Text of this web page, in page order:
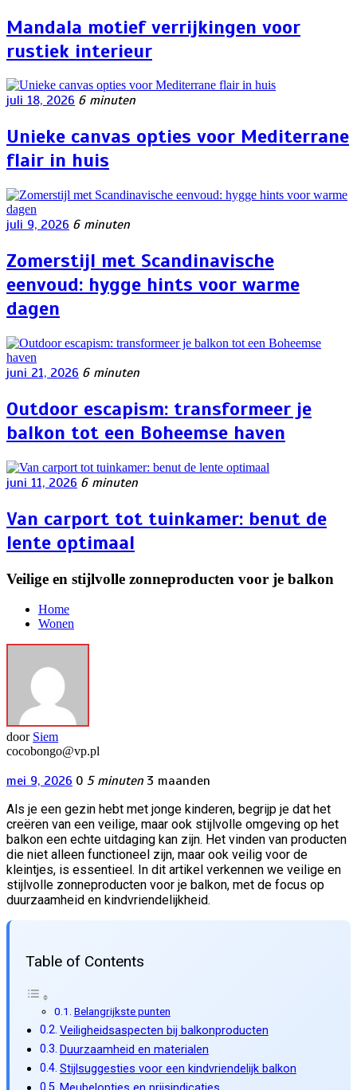
Mandala motief verrijkingen voor
rustiek interieur
juli 18, 2026 6 minuten
Unieke canvas opties voor Mediterrane
flair in huis
juli 9, 2026 6 minuten
Zomerstijl met Scandinavische
eenvoud: hygge hints voor warme
dagen
juni 21, 2026 6 minuten
Outdoor escapism: transformeer je
balkon tot een Boheemse haven
juni 11, 2026 6 minuten
Van carport tot tuinkamer: benut de
lente optimaal
Veilige en stijlvolle zonneproducten voor je balkon
Home
Wonen
door Siem
cocobongo@vp.pl
mei 9, 2026 0 5 minuten 3 maanden
Als je een gezin hebt met jonge kinderen, begrijp je dat het
creëren van een veilige, maar ook stijlvolle omgeving op het
balkon een echte uitdaging kan zijn. Het vinden van producten
die niet alleen functioneel zijn, maar ook veilig voor de
kleintjes, is essentieel. In dit artikel verkennen we veilige en
stijlvolle zonneproducten voor je balkon, met de focus op
duurzaamheid en kindvriendelijkheid.
Table of Contents
Belangrijkste punten
Veiligheidsaspecten bij balkonproducten
Duurzaamheid en materialen
Stijlsuggesties voor een kindvriendelijk balkon